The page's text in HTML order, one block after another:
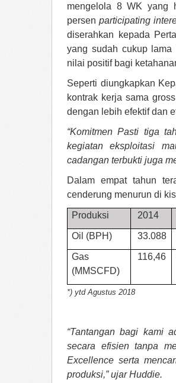
mengelola 8 WK yang
persen participating
diserahkan kepada
yang sudah cukup lama
nilai positif bagi
Seperti diungkapkan
kontrak kerja sama
dengan lebih efektif dan
“Komitmen Pasti tiga
kegiatan eksploitasi
cadangan terbukti juga
Dalam empat tahun
cenderung menurun di
Produksi 2014
Oil (BPH) 33.088
Gas
(MMSCFD)
116,46
*) ytd Agustus 2018
“Tantangan bagi kami
secara efisien tanpa
Excellence serta
produksi,” ujar Huddie.